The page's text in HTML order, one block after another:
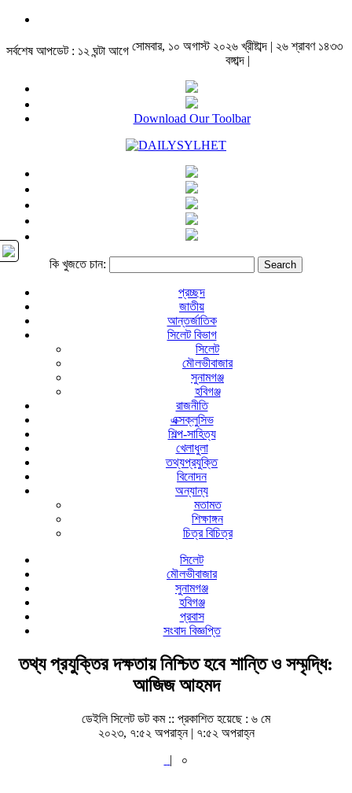
সর্বশেষ আপডেট : ১২ ঘন্টা আগে সোমবার, ১০ অগাস্ট ২০২৬ খ্রীষ্টাব্দ | ২৬ শ্রাবণ ১৪৩৩
বঙ্গাব্দ |
Download Our Toolbar
কি খুজতে চান:
প্রচ্ছদ
জাতীয়
আন্তর্জাতিক
সিলেট বিভাগ
সিলেট
মৌলভীবাজার
সুনামগঞ্জ
হবিগঞ্জ
রাজনীতি
এক্সক্লুসিভ
শিল্প-সাহিত্য
খেলাধুলা
তথ্যপ্রযুক্তি
বিনোদন
অন্যান্য
মতামত
শিক্ষাঙ্গন
চিত্র বিচিত্র
সিলেট
মৌলভীবাজার
সুনামগঞ্জ
হবিগঞ্জ
প্রবাস
সংবাদ বিজ্ঞপ্তি
তথ্য প্রযুক্তির দক্ষতায় নিশ্চিত হবে শান্তি ও সম্মৃদ্ধি:
আজিজ আহমদ
ডেইলি সিলেট ডট কম :: প্রকাশিত হয়েছে : ৬ মে
২০২৩, ৭:৫২ অপরাহ্ন | ৭:৫২ অপরাহ্ন
|
০